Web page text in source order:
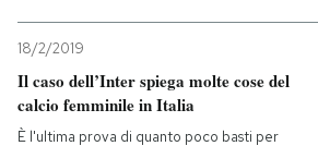
18/2/2019
Il caso dell’Inter spiega molte cose del
calcio femminile in Italia
È l'ultima prova di quanto poco basti per